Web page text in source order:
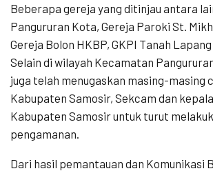
Beberapa gereja yang ditinjau antara
Pangururan Kota, Gereja Paroki St.
Gereja Bolon HKBP, GKPI Tanah
Selain di wilayah Kecamatan
juga telah menugaskan masing-masing
Kabupaten Samosir, Sekcam dan
Kabupaten Samosir untuk turut
pengamanan.
Dari hasil pemantauan dan Komunikasi